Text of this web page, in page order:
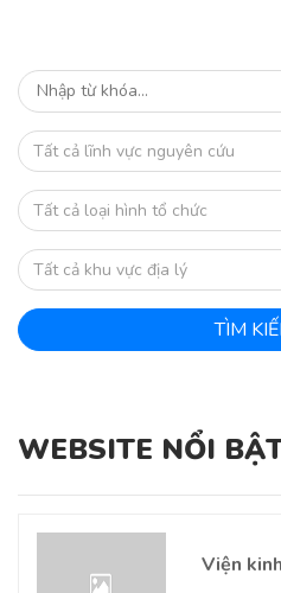
Tất cả lĩnh vực nguyên cứu
Tất cả loại hình tổ chức
Tất cả khu vực địa lý
TÌM
WEBSITE NỔI
Viện